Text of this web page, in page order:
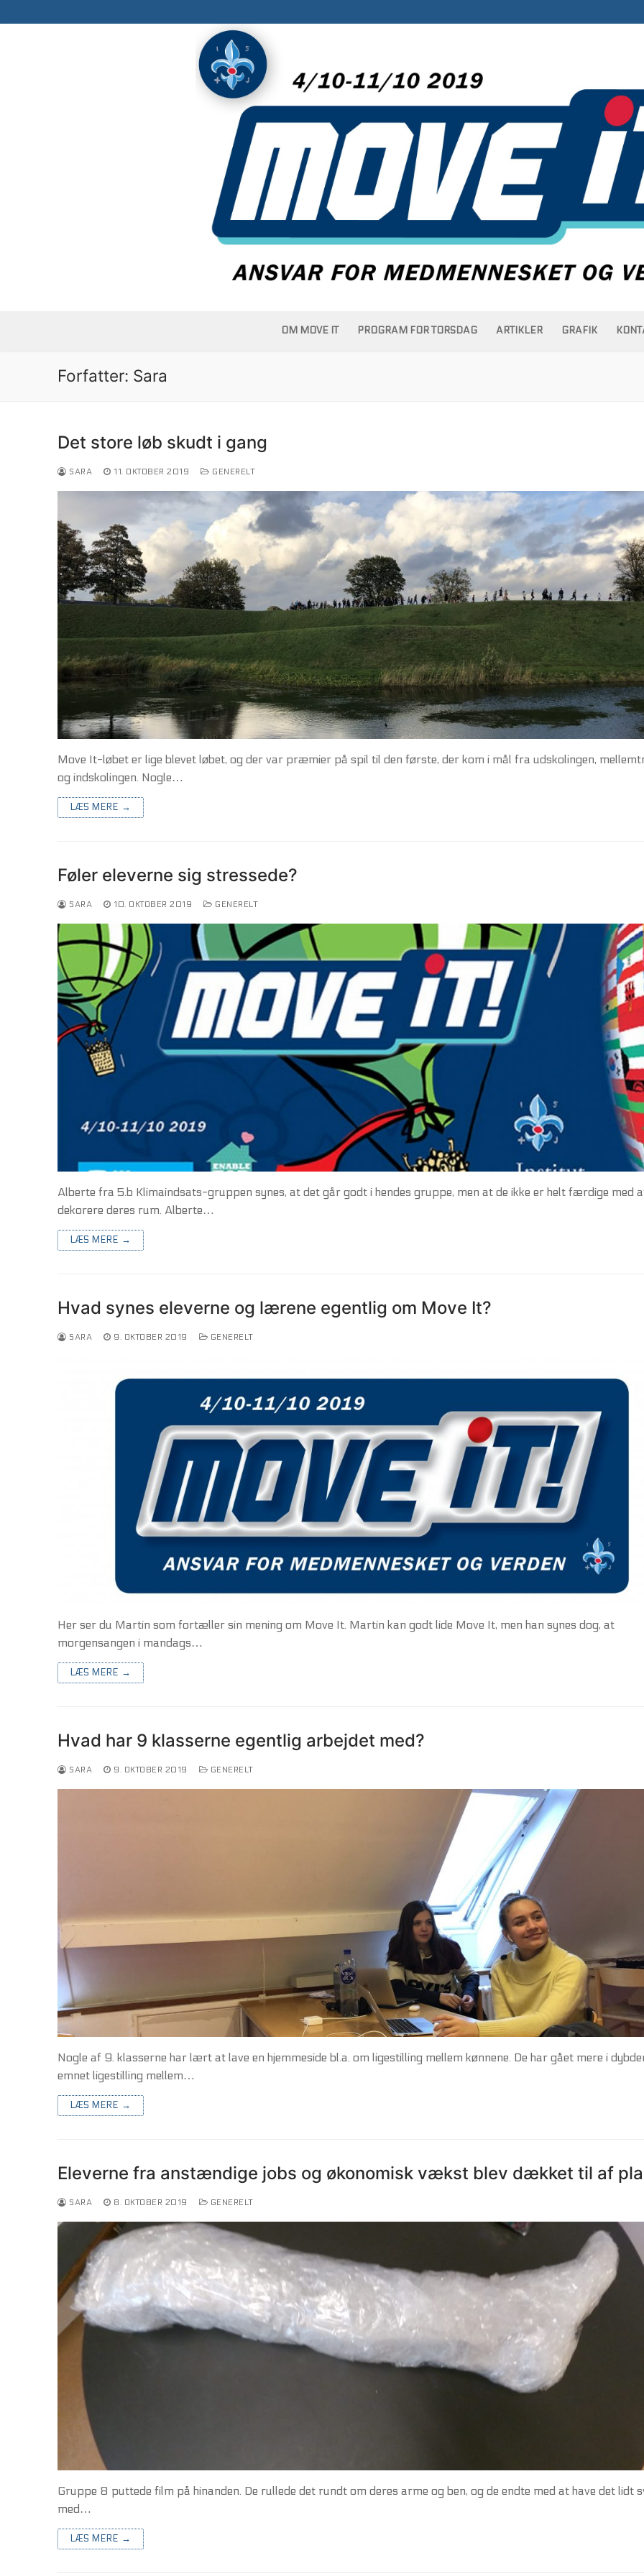
til
OM MOVE IT PROGRAM FOR TORSDAG ARTIKLER GRAFIK
Forfatter: Sara
Det store løb skudt i gang
SARA 11. OKTOBER 2019 GENERELT
Move It-løbet er lige blevet løbet, og der var præmier på spil til den første, der kom i mål fra udskolingen,
og indskolingen. Nogle…
LÆS MERE →
Føler eleverne sig stressede?
SARA 10. OKTOBER 2019 GENERELT
Alberte fra 5.b Klimaindsats-gruppen synes, at det går godt i hendes gruppe, men at de ikke er helt færdige med
dekorere deres rum. Alberte…
LÆS MERE →
Hvad synes eleverne og lærene egentlig om Move It?
SARA 9. OKTOBER 2019 GENERELT
Her ser du Martin som fortæller sin mening om Move It. Martin kan godt lide Move It, men han synes dog, at
morgensangen i mandags…
LÆS MERE →
Hvad har 9 klasserne egentlig arbejdet med?
SARA 9. OKTOBER 2019 GENERELT
Nogle af 9. klasserne har lært at lave en hjemmeside bl.a. om ligestilling mellem kønnene. De har gået mere i
emnet ligestilling mellem…
LÆS MERE →
Eleverne fra anstændige jobs og økonomisk vækst blev dækket til af
SARA 8. OKTOBER 2019 GENERELT
Gruppe 8 puttede film på hinanden. De rullede det rundt om deres arme og ben, og de endte med at have det lidt
med…
LÆS MERE →